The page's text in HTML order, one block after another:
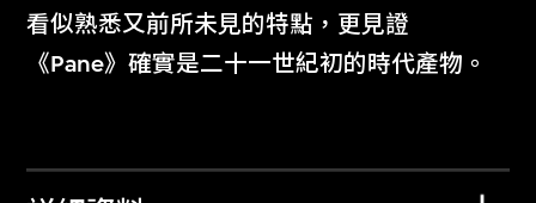
看似熟悉又前所未見的特點，更見證
《Pane》確實是二十一世紀初的時代產物。